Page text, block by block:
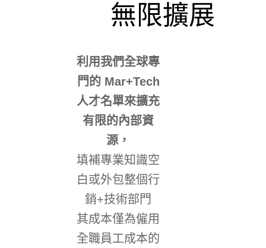
無限擴展
利用我們全球專
門的 Mar+Tech
人才名單來擴充
有限的內部資
源，
填補專業知識空
白或外包整個行
銷+技術部門
其成本僅為僱用
全職員工成本的